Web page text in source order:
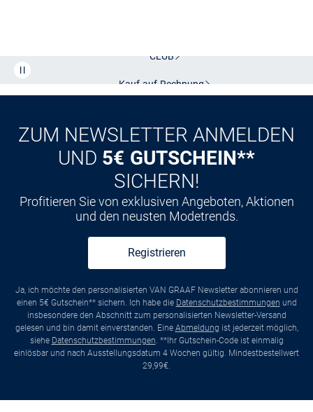
CLUB
Kauf auf Rechnung
ZUM NEWSLETTER ANMELDEN
UND 5€ GUTSCHEIN**
SICHERN!
Profitieren Sie von exklusiven Angeboten, Aktionen
und den neusten Modetrends.
Registrieren
Ja, ich möchte den personalisierten VAN GRAAF Newsletter abonnieren und
einen 5€ Gutschein** sichern. Ich habe die Datenschutzbestimmungen und
insbesondere den Abschnitt zum personalisierten Newsletter-Versand
gelesen und bin damit einverstanden. Eine Abmeldung ist jederzeit möglich,
siehe Datenschutzbestimmungen . **Ihr Gutschein-Code ist einmalig
einlösbar und nach Ausstellungsdatum 4 Wochen gültig. Mindestbestellwert
29,99€.